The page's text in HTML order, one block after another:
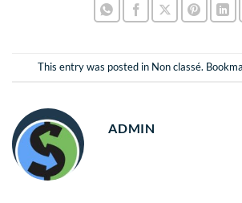
This entry was posted in Non classé.
ADMIN